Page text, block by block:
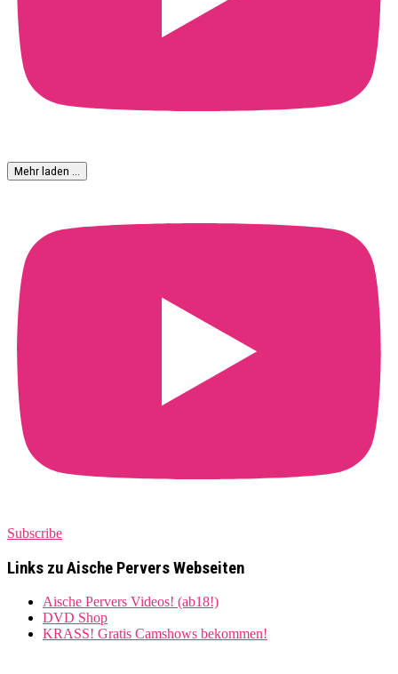
Mehr laden …
Subscribe
Links zu Aische Pervers Webseiten
Aische Pervers Videos! (ab18!)
DVD Shop
KRASS! Gratis Camshows bekommen!